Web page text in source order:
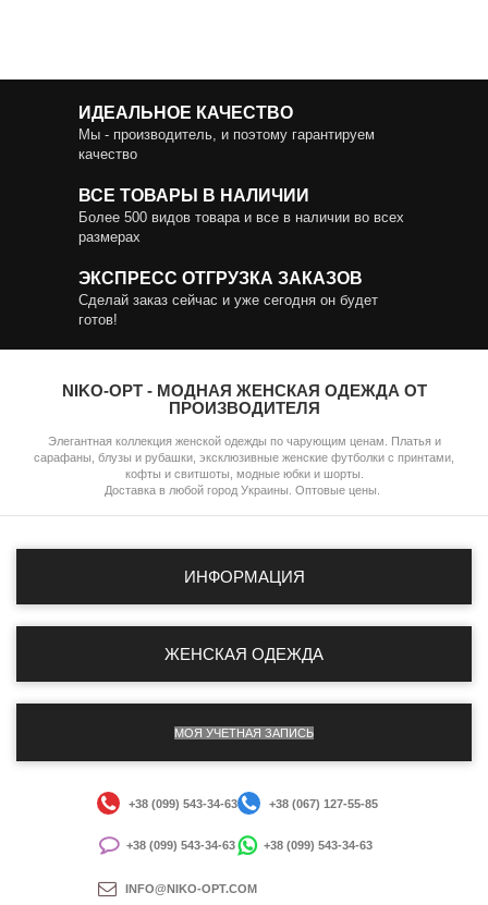
ИДЕАЛЬНОЕ КАЧЕСТВО
Мы - производитель, и поэтому гарантируем
качество
ВСЕ ТОВАРЫ В НАЛИЧИИ
Более 500 видов товара и все в наличии во всех
размерах
ЭКСПРЕСС ОТГРУЗКА ЗАКАЗОВ
Сделай заказ сейчас и уже сегодня он будет
готов!
NIKO-OPT - МОДНАЯ ЖЕНСКАЯ ОДЕЖДА ОТ
ПРОИЗВОДИТЕЛЯ
Элегантная коллекция женской одежды по чарующим ценам. Платья и
сарафаны, блузы и рубашки, эксклюзивные женские футболки с принтами,
кофты и свитшоты, модные юбки и шорты.
Доставка в любой город Украины. Оптовые цены.
ИНФОРМАЦИЯ
ЖЕНСКАЯ ОДЕЖДА
МОЯ УЧЕТНАЯ ЗАПИСЬ
+38 (099) 543-34-63 +38 (067) 127-55-85
+38 (099) 543-34-63 +38 (099) 543-34-63
INFO@NIKO-OPT.COM